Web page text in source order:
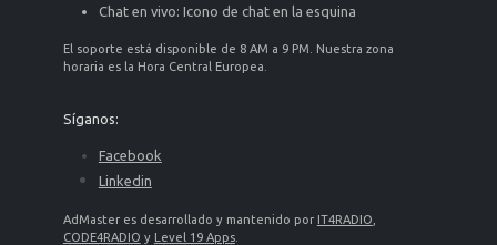
Chat en vivo: Icono de chat en la esquina
El soporte está disponible de 8 AM a 9 PM. Nuestra zona
horaria es la Hora Central Europea.
Síganos:
Facebook
Linkedin
AdMaster es desarrollado y mantenido por IT4RADIO
CODE4RADIO y Level 19 Apps.